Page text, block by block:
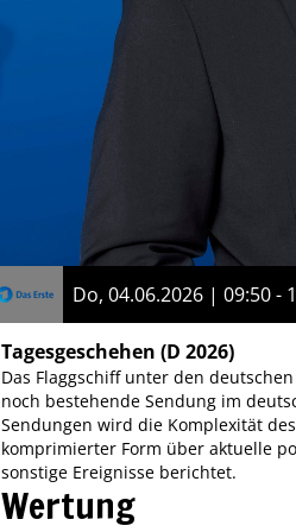
Do, 04.06.2026 | 09:50 -
Tagesgeschehen (D 2026)
Das Flaggschiff unter den
noch bestehende Sendung im
Sendungen wird die Komplexität
komprimierter Form über aktuelle
sonstige Ereignisse berichtet.
Wertung